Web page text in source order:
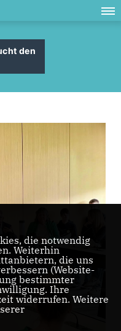
den
die notwendig
Weiterhin
die uns
(Website-
bestimmter
Ihre
widerrufen. Weitere